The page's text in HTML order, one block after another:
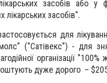
засобів або у
лікарських засобів".
для
("Сатівекс") - для
організації
дуже дорого –